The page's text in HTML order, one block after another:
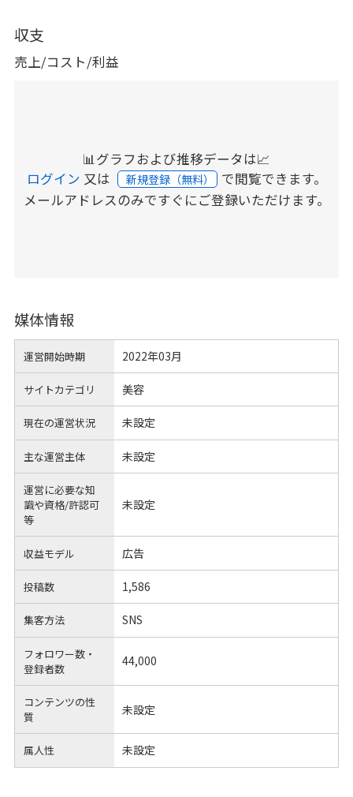
収支
売上/コスト/利益
📊グラフおよび推移データは📈
ログイン 又は 新規登録（無料） で閲覧できます。
メールアドレスのみですぐにご登録いただけます。
媒体情報
運営開始時期 2022年03月
サイトカテゴリ 美容
現在の運営状況 未設定
主な運営主体 未設定
運営に必要な知
識や資格/許認可
等
未設定
収益モデル 広告
投稿数 1,586
集客方法 SNS
フォロワー数・
登録者数
44,000
コンテンツの性
質
未設定
属人性 未設定